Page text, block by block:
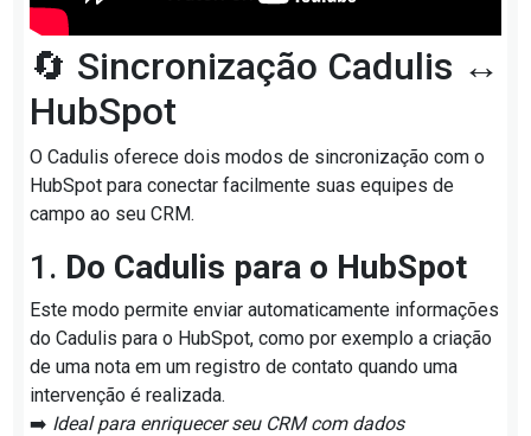
🔄 Sincronização Cadulis ↔
HubSpot
O Cadulis oferece dois modos de sincronização com o
HubSpot para conectar facilmente suas equipes de
campo ao seu CRM.
1. Do Cadulis para o HubSpot
Este modo permite enviar automaticamente informações
do Cadulis para o HubSpot, como por exemplo a criação
de uma nota em um registro de contato quando uma
intervenção é realizada.
➡️ Ideal para enriquecer seu CRM com dados